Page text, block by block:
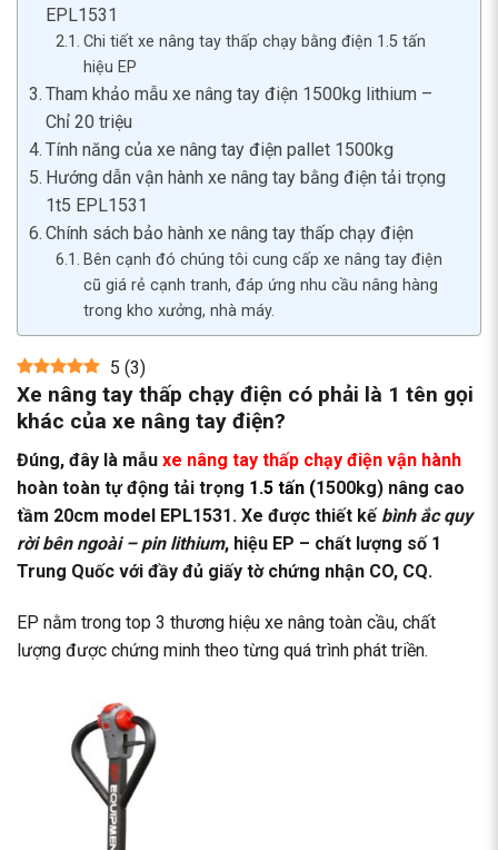
EPL1531
Chi tiết xe nâng tay thấp chạy bằng điện 1.5 tấn
hiệu EP
Tham khảo mẫu xe nâng tay điện 1500kg lithium –
Chỉ 20 triệu
Tính năng của xe nâng tay điện pallet 1500kg
Hướng dẫn vận hành xe nâng tay bằng điện tải trọng
1t5 EPL1531
Chính sách bảo hành xe nâng tay thấp chạy điện
Bên cạnh đó chúng tôi cung cấp xe nâng tay điện
cũ giá rẻ cạnh tranh, đáp ứng nhu cầu nâng hàng
trong kho xưởng, nhà máy.
5 (3)
Xe nâng tay thấp chạy điện có phải là 1 tên gọi
khác của xe nâng tay điện?
Đúng, đây là mẫu xe nâng tay thấp chạy điện vận hành
hoàn toàn tự động tải trọng 1.5 tấn (1500kg) nâng cao
tầm 20cm model EPL1531. Xe được thiết kế bình ắc quy
rời bên ngoài – pin lithium, hiệu EP – chất lượng số 1
Trung Quốc với đầy đủ giấy tờ chứng nhận CO, CQ.
EP nằm trong top 3 thương hiệu xe nâng toàn cầu, chất
lượng được chứng minh theo từng quá trình phát triền.